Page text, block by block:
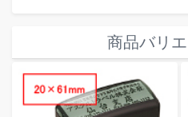
０ml（青）TSK-55348
０ml（朱色）TSK-55355
・シャイニーインキ浸
商品バリ